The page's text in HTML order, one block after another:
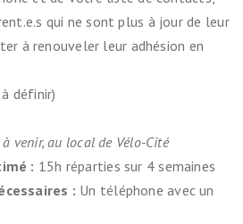
qui ne sont plus à jour de leur
à renouveler leur adhésion en
définir)
venir, au local de Vélo-Cité
: 15h réparties sur 4 semaines
: Un téléphone avec un